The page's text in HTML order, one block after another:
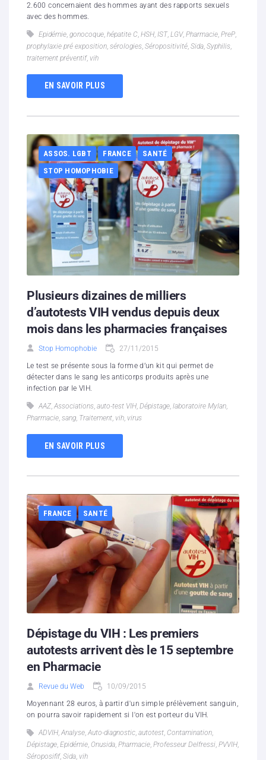
2.600 concernaient des hommes ayant des rapports sexuels
avec des hommes.
Epidémie gonocoque hépatite C HSH IST, LGV, Pharmacie PreP
prophylaxie pré exposition sérologies Séropositivité Sida Syphilis
traitement préventif, vih
EN SAVOIR PLUS
ASSOS. LGBT FRANCE
SANTÉ
STOP HOMOPHOBIE
Plusieurs dizaines de milliers
d’autotests VIH vendus depuis deux
mois dans les pharmacies françaises
Stop Homophobie 27/11/2015
Le test se présente sous la forme d’un kit qui permet de
détecter dans le sang les anticorps produits après une
infection par le VIH.
AAZ, Associations, auto-test VIH, Dépistage, laboratoire Mylan,
Pharmacie, sang, Traitement, vih, virus
EN SAVOIR PLUS
FRANCE SANTÉ
Dépistage du VIH : Les premiers
autotests arrivent dès le 15 septembre
en Pharmacie
Revue du Web 10/09/2015
Moyennant 28 euros, à partir d'un simple prélèvement sanguin,
on pourra savoir rapidement si l'on est porteur du VIH.
ADVIH, Analyse, Auto-diagnostic, autotest, Contamination,
Dépistage, Epidémie, Onusida, Pharmacie, Professeur Delfressi, PVVIH,
Séroposifif, Sida, vih